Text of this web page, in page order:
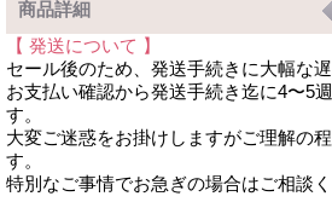
商品詳細
【 発送について 】
セール後のため、発送手続きに大幅な遅
お支払い確認から発送手続き迄に4〜5
す。
大変ご迷惑をお掛けしますがご理解の
す。
特別なご事情でお急ぎの場合はご相談く